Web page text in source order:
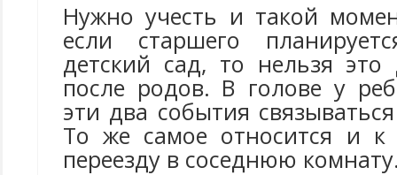
Нужно учесть и такой
если старшего
детский сад, то нельзя это
после родов. В голове у
эти два события
То же самое относится и к
переезду в соседнюю